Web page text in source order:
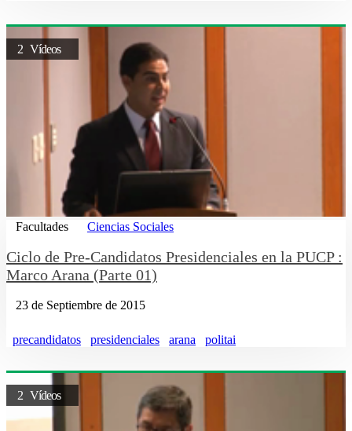
2 Vídeos
Facultades Ciencias Sociales
Ciclo de Pre-Candidatos Presidenciales en la PUCP :
Marco Arana (Parte 01)
23 de Septiembre de 2015
precandidatos presidenciales arana politai
2 Vídeos